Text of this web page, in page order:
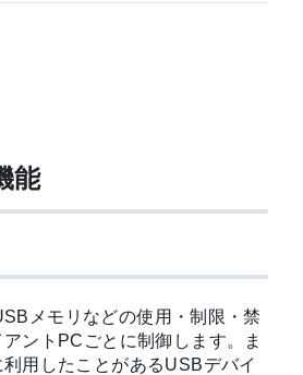
能
メモリなどの使用・制限・禁
アントPCごとに制御します。ま
用したことがあるUSBデバイ